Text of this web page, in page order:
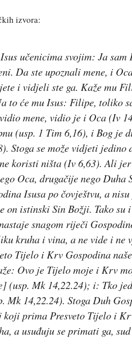
izvora:
učenicima svojim: Ja sam
Da ste upoznali mene, i
i vidjeli ste ga. Kaže mu
to će mu Isus: Filipe, toliko
mene, vidio je i Oca(Iv
(usp. 1 Tim 6,16), iBog je
. Stoga se može vidjeti jedino
koristi ništa(Iv 6,63).Ali jer
Oca, drugačije nego Duha
Isusa po čovještvu, a
on istinski Sin Božji. Tako su
snagom riječi
kruha i vina, a ne vide i ne
Tijelo i Krv Gospodina
Ovo je Tijelo moje i Krv
] (usp. Mk 14,22.24); i: Tko
Mk 14,22.24). Stoga Duh
koji prima Presveto Tijelo i
a usuđuju se primati ga,